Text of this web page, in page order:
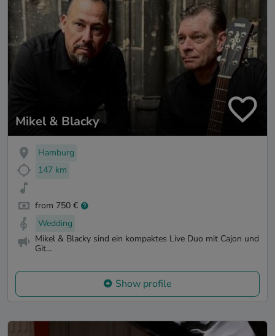
Mikel & Blacky
Hamburg
147 km
from 750 €
Wedding
Mikel & Blacky sind ein kompaktes Live Duo mit Cajon und
Git...
Show profile